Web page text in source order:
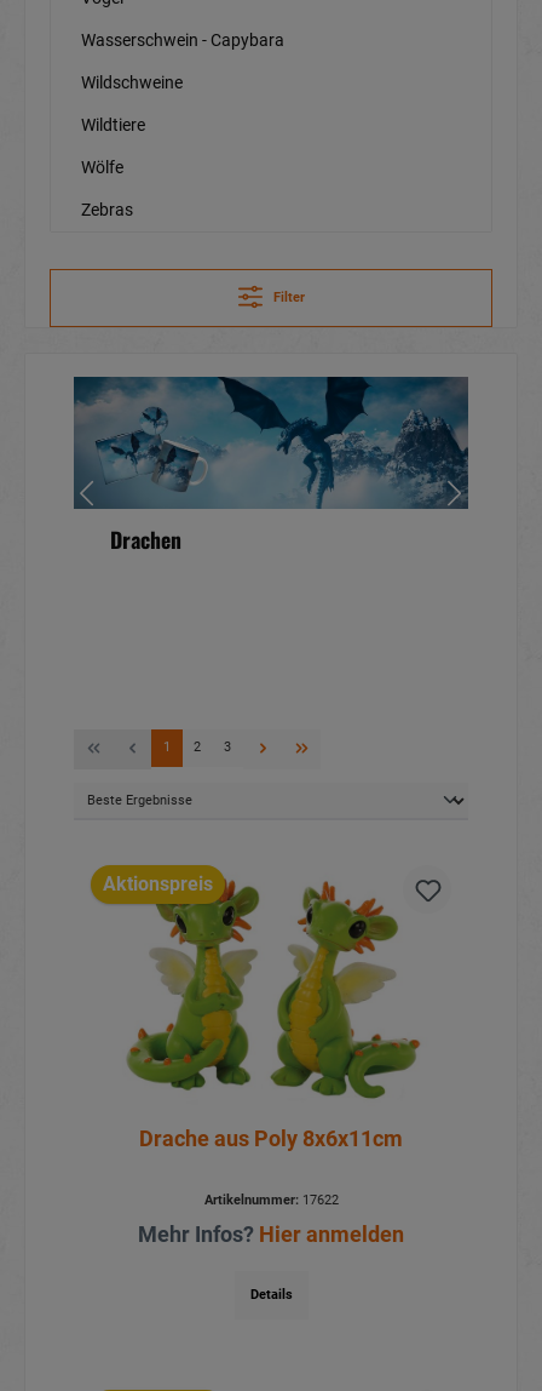
Wasserschwein - Capybara
Wildschweine
Wildtiere
Wölfe
Zebras
Filter
Drachen
1 2 3
Aktionspreis
Drache aus Poly 8x6x11cm
Artikelnummer:17622
Mehr Infos? Hier anmelden
Details